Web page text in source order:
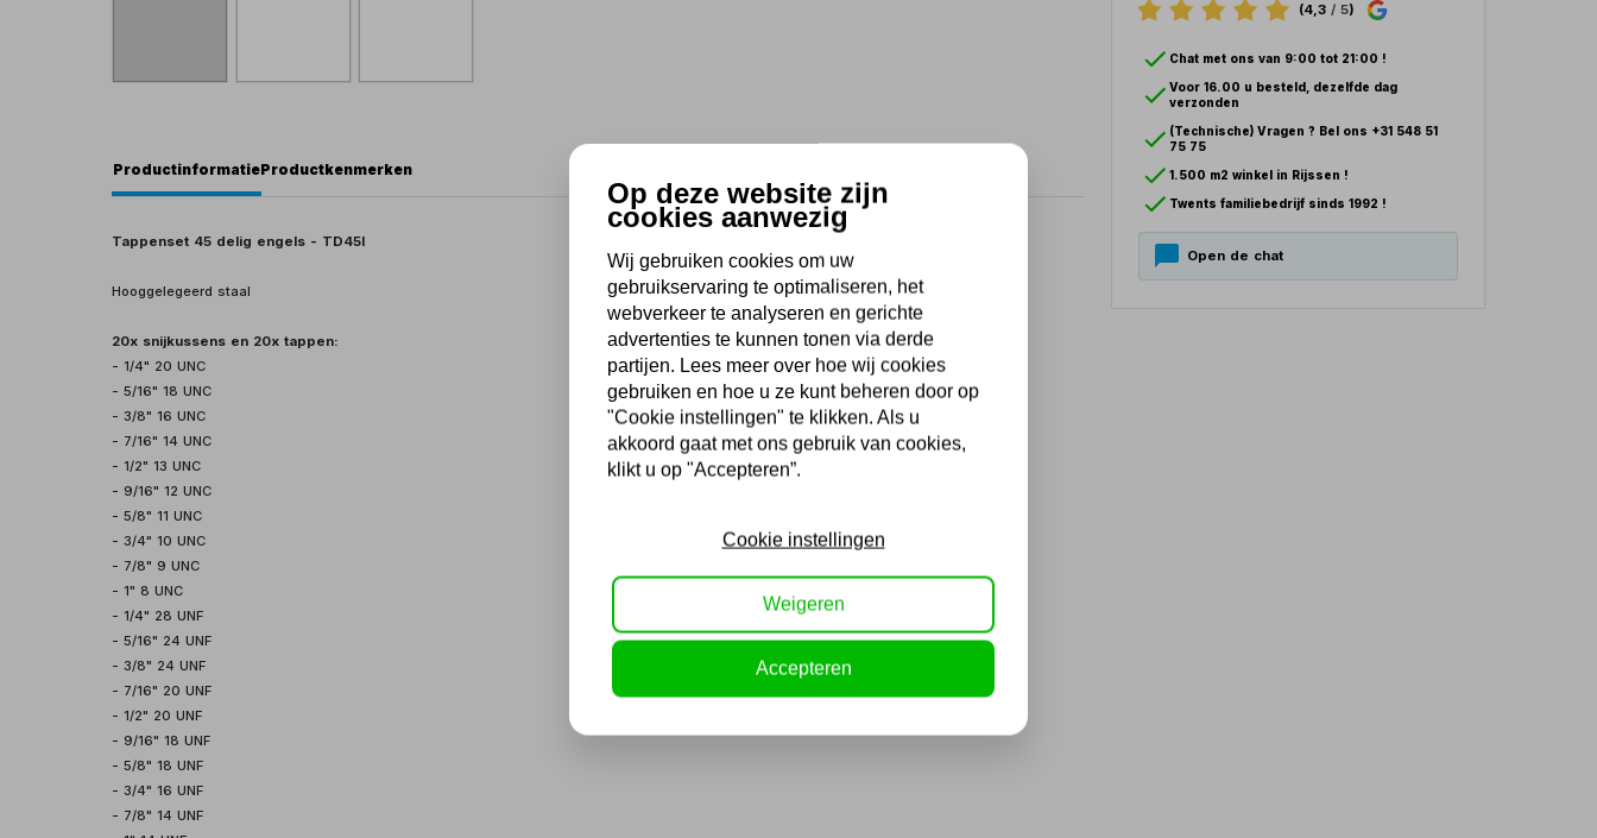
ProductinformatieProductkenmerken
Tappenset 45 delig engels - TD45I
Hooggelegeerd staal
20x snijkussens en 20x tappen:
- 1/4" 20 UNC
- 5/16" 18 UNC
- 3/8" 16 UNC
- 7/16" 14 UNC
- 1/2" 13 UNC
- 9/16" 12 UNC
- 5/8" 11 UNC
- 3/4" 10 UNC
- 7/8" 9 UNC
- 1" 8 UNC
- 1/4" 28 UNF
- 5/16" 24 UNF
- 3/8" 24 UNF
- 7/16" 20 UNF
- 1/2" 20 UNF
- 9/16" 18 UNF
- 5/8" 18 UNF
- 3/4" 16 UNF
- 7/8" 14 UNF
(4,3/ 5)
Chat met ons van 9:00 tot 21:00 !
Voor 16.00 u besteld, dezelfde dag
verzonden
(Technische) Vragen ? Bel ons +31 548 51
75 75
1.500 m2 winkel in Rijssen !
Twents familiebedrijf sinds 1992 !
Open de chat
Op deze website zijn
cookies aanwezig
Wij gebruiken cookies om uw
gebruikservaring te optimaliseren, het
webverkeer te analyseren en gerichte
advertenties te kunnen tonen via derde
partijen. Lees meer over hoe wij cookies
gebruiken en hoe u ze kunt beheren door op
"Cookie instellingen" te klikken. Als u
akkoord gaat met ons gebruik van cookies,
klikt u op "Accepteren”.
Cookie instellingen
Weigeren
Accepteren